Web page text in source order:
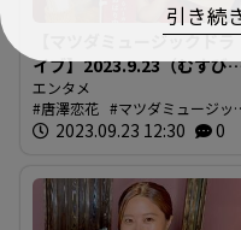
引き続
【マツダミュージックドラ
イブ】2023.9.23（むすび
フェbettei）
エンタメ
唐澤恋花
マツダミュージッ
ドライブ
2023.09.23 12:30 0